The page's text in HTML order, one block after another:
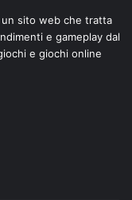
un sito web che tratta
e gameplay dal
e giochi online